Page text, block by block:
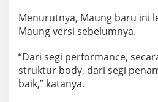
Menurutnya, Maung baru ini
Maung versi sebelumnya.
“Dari segi performance,
struktur body, dari segi
baik,” katanya.